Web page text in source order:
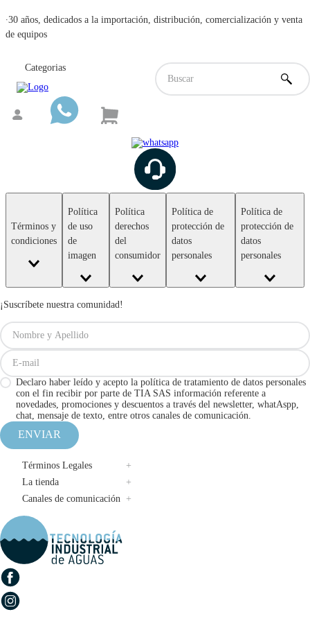
∙30 años, dedicados a la importación, distribución, comercialización y venta
de equipos
Categorias
Términos y
condiciones
Política
de uso
de
imagen
Política
derechos
del
consumidor
Política de
protección de
datos
personales
Política de
protección de
datos
personales
¡Suscríbete nuestra comunidad!
Declaro haber leído y acepto la política de tratamiento de datos personales
con el fin recibir por parte de TIA SAS información referente a
novedades, promociones y descuentos a través del newsletter, whatAspp,
chat, mensaje de texto, entre otros canales de comunicación.
ENVIAR
Términos Legales
+
La tienda
+
Canales de comunicación +